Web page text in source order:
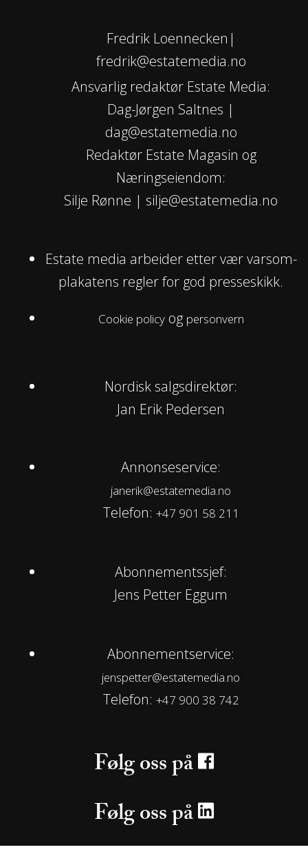
Fredrik Loennecken|
fredrik@estatemedia.no
Ansvarlig redaktør Estate Media:
Dag-Jørgen Saltnes |
dag@estatemedia.no
Redaktør Estate Magasin og
Næringseiendom:
Silje Rønne | silje@estatemedia.no
Estate media arbeider etter vær varsom-
plakatens regler for god presseskikk.
Cookie policyog personvern
Nordisk salgsdirektør:
Jan Erik Pedersen
Annonseservice:
janerik@estatemedia.no
Telefon: +47 901 58 211
Abonnementssjef:
Jens Petter Eggum
Abonnementservice:
jenspetter@estatemedia.no
Telefon: +47 900 38 742
Følg oss på
Følg oss på